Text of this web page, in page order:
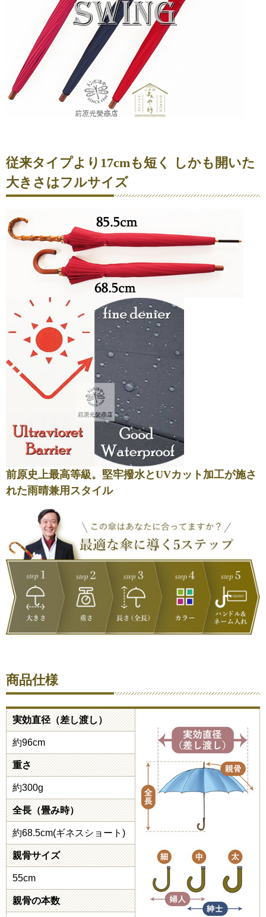
従来タイプより17cmも短く しかも開いた
大きさはフルサイズ
前原史上最高等級。堅牢撥水とUVカット加工が施さ
れた雨晴兼用スタイル
商品仕様
実効直径（差し渡し）
約96cm
重さ
約300g
全長（畳み時）
約68.5cm(ギネスショート)
親骨サイズ
55cm
親骨の本数